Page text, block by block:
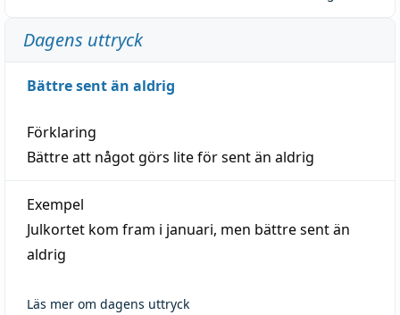
Dagens uttryck
Bättre sent än aldrig
Förklaring
Bättre att något görs lite för sent än aldrig
Exempel
Julkortet kom fram i januari, men bättre sent än
aldrig
Läs mer om dagens uttryck